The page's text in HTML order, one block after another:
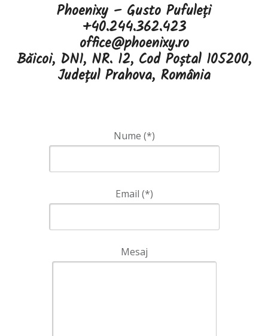
Phoenixy – Gusto Pufuleți
+40.244.362.423
office@phoenixy.ro
Băicoi, DN1, NR. 12, Cod Poștal 105200,
Județul Prahova, România
Nume (*)
Email (*)
Mesaj